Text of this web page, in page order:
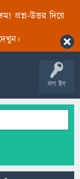
প্রশ্ন-উত্তর দিয়ে
লগ ইন